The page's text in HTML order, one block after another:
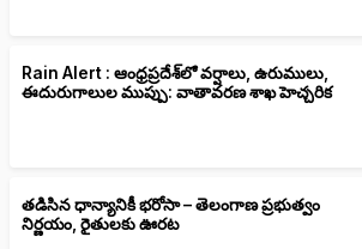
Rain Alert : ఆంధ్రప్రదేశ్‌లో వర్షాలు, ఉరుములు,
ఈదురుగాలుల ముప్పు: వాతావరణ శాఖ హెచ్చరిక
తడిసిన ధాన్యానికీ భరోసా – తెలంగాణ ప్రభుత్వం
నిర్ణయం, రైతులకు ఊరట